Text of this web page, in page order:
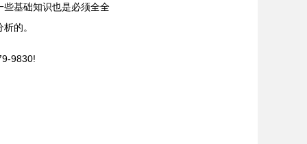
基础知识也是必须全全
的。
9830!